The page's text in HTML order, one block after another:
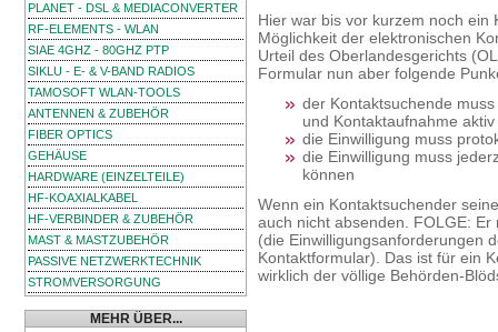
PLANET - DSL & MEDIACONVERTER
RF-ELEMENTS - WLAN
SIAE 4GHZ - 80GHZ PTP
SIKLU - E- & V-BAND RADIOS
TAMOSOFT WLAN-TOOLS
ANTENNEN & ZUBEHÖR
FIBER OPTICS
GEHÄUSE
HARDWARE (EINZELTEILE)
HF-KOAXIALKABEL
HF-VERBINDER & ZUBEHÖR
MAST & MASTZUBEHÖR
PASSIVE NETZWERKTECHNIK
STROMVERSORGUNG
MEHR ÜBER...
Hier war bis vor kurzem noch ein
Möglichkeit der elektronischen
Urteil des Oberlandesgerichts
Formular nun aber folgende
der Kontaktsuchende
und Kontaktaufnahme
die Einwilligung muss
die Einwilligung muss
können
Wenn ein Kontaktsuchender
auch nicht absenden. FOLGE:
(die Einwilligungsanforderungen
Kontaktformular). Das ist für ein
wirklich der völlige Behörden-